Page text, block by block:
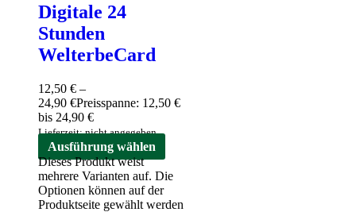
Digitale 24
Stunden
WelterbeCard
12,50 € –
24,90 €Preisspanne: 12,50 €
bis 24,90 €
Lieferzeit: nicht angegeben
Ausführung wählen
Dieses Produkt weist
mehrere Varianten auf. Die
Optionen können auf der
Produktseite gewählt werden